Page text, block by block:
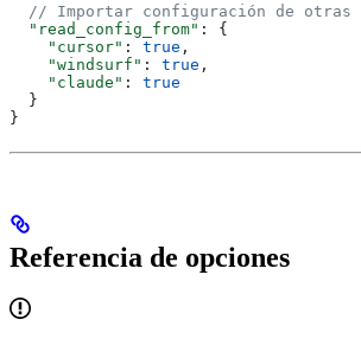
// Importar configuración de otras
  "read_config_from"
: {
    "cursor"
: true ,
    "windsurf"
: true ,
    "claude"
: true
  }
}
Referencia de opciones